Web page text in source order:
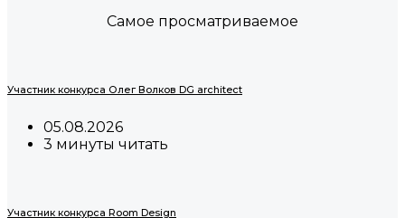
Самое просматриваемое
Участник конкурса Олег Волков DG architect
05.08.2026
3 минуты читать
Участник конкурса Room Design